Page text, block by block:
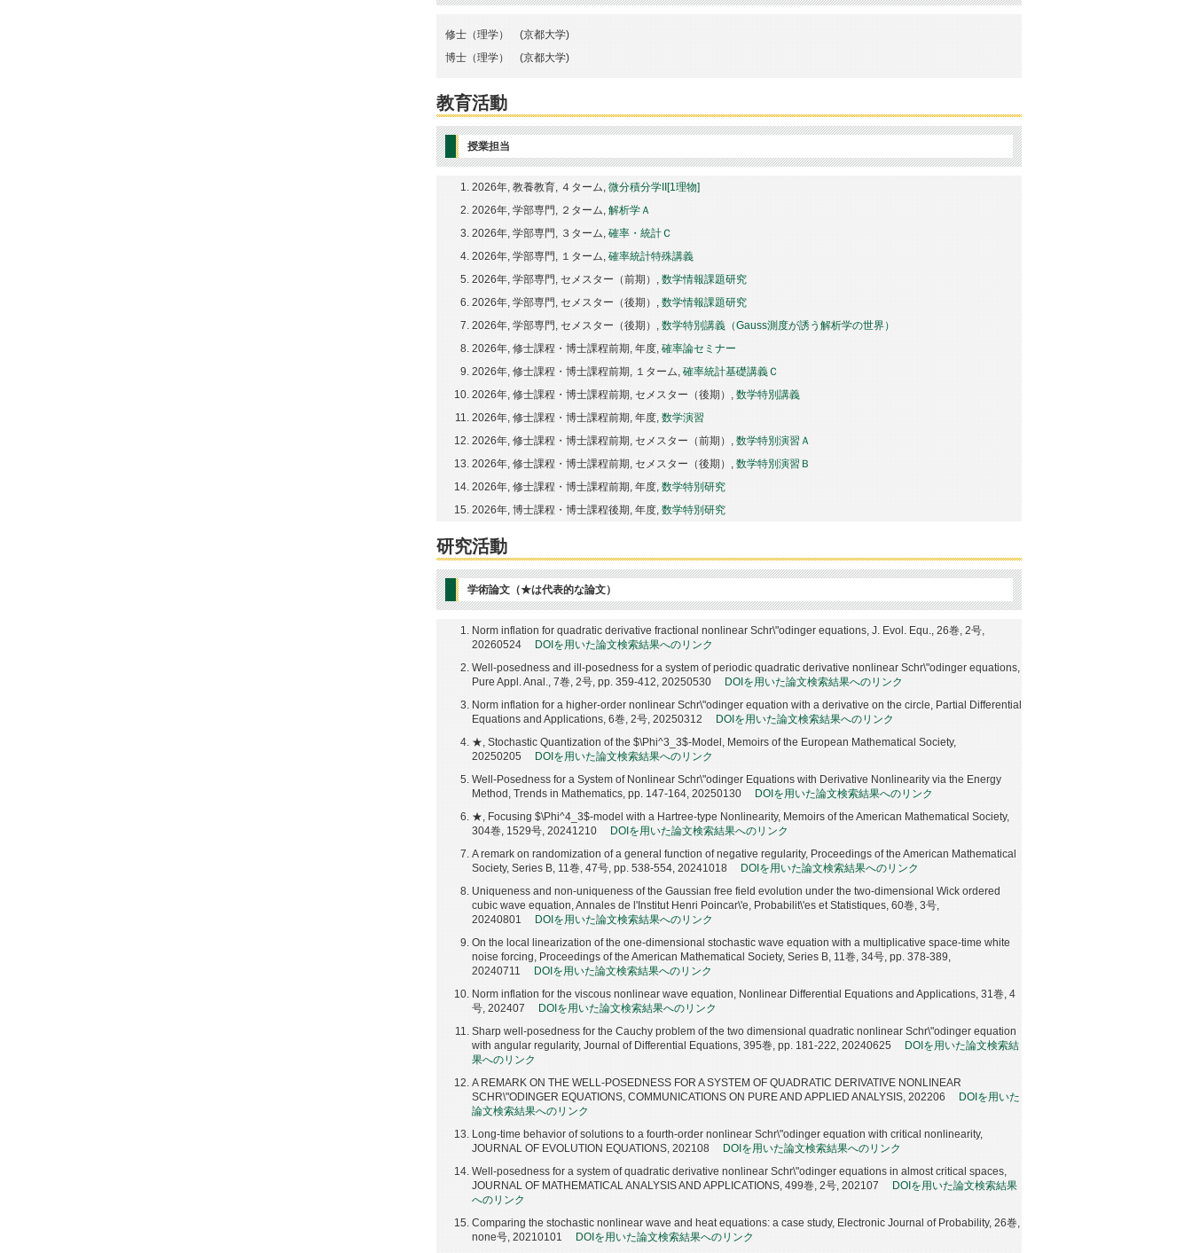
修士（理学） (京都大学)
博士（理学） (京都大学)
教育活動
授業担当
2026年, 教養教育, ４ターム, 微分積分学II[1理物]
2026年, 学部専門, ２ターム, 解析学Ａ
2026年, 学部専門, ３ターム, 確率・統計Ｃ
2026年, 学部専門, １ターム, 確率統計特殊講義
2026年, 学部専門, セメスター（前期）, 数学情報課題研究
2026年, 学部専門, セメスター（後期）, 数学情報課題研究
2026年, 学部専門, セメスター（後期）, 数学特別講義（Gauss測度が誘う解析学の世界）
2026年, 修士課程・博士課程前期, 年度, 確率論セミナー
2026年, 修士課程・博士課程前期, １ターム, 確率統計基礎講義Ｃ
2026年, 修士課程・博士課程前期, セメスター（後期）, 数学特別講義
2026年, 修士課程・博士課程前期, 年度, 数学演習
2026年, 修士課程・博士課程前期, セメスター（前期）, 数学特別演習Ａ
2026年, 修士課程・博士課程前期, セメスター（後期）, 数学特別演習Ｂ
2026年, 修士課程・博士課程前期, 年度, 数学特別研究
2026年, 博士課程・博士課程後期, 年度, 数学特別研究
研究活動
学術論文（★は代表的な論文）
Norm inflation for quadratic derivative fractional nonlinear Schr\"odinger equations, J. Evol. Equ., 26巻, 2号,
20260524
DOIを用いた論文検索結果へのリンク
Well-posedness and ill-posedness for a system of periodic quadratic derivative nonlinear Schr\"odinger equations,
Pure Appl. Anal., 7巻, 2号, pp. 359-412, 20250530
DOIを用いた論文検索結果へのリンク
Norm inflation for a higher-order nonlinear Schr\"odinger equation with a derivative on the circle, Partial Differential
Equations and Applications, 6巻, 2号, 20250312
DOIを用いた論文検索結果へのリンク
★, Stochastic Quantization of the $\Phi^3_3$-Model, Memoirs of the European Mathematical Society,
20250205
DOIを用いた論文検索結果へのリンク
Well-Posedness for a System of Nonlinear Schr\"odinger Equations with Derivative Nonlinearity via the Energy
Method, Trends in Mathematics, pp. 147-164, 20250130
DOIを用いた論文検索結果へのリンク
★, Focusing $\Phi^4_3$-model with a Hartree-type Nonlinearity, Memoirs of the American Mathematical Society,
304巻, 1529号, 20241210
DOIを用いた論文検索結果へのリンク
A remark on randomization of a general function of negative regularity, Proceedings of the American Mathematical
Society, Series B, 11巻, 47号, pp. 538-554, 20241018
DOIを用いた論文検索結果へのリンク
Uniqueness and non-uniqueness of the Gaussian free field evolution under the two-dimensional Wick ordered
cubic wave equation, Annales de l'Institut Henri Poincar\'e, Probabilit\'es et Statistiques, 60巻, 3号,
20240801
DOIを用いた論文検索結果へのリンク
On the local linearization of the one-dimensional stochastic wave equation with a multiplicative space-time white
noise forcing, Proceedings of the American Mathematical Society, Series B, 11巻, 34号, pp. 378-389,
20240711
DOIを用いた論文検索結果へのリンク
Norm inflation for the viscous nonlinear wave equation, Nonlinear Differential Equations and Applications, 31巻, 4
号, 202407
DOIを用いた論文検索結果へのリンク
Sharp well-posedness for the Cauchy problem of the two dimensional quadratic nonlinear Schr\"odinger equation
with angular regularity, Journal of Differential Equations, 395巻, pp. 181-222, 20240625
DOIを用いた論文検索結
果へのリンク
A REMARK ON THE WELL-POSEDNESS FOR A SYSTEM OF QUADRATIC DERIVATIVE NONLINEAR
SCHR\"ODINGER EQUATIONS, COMMUNICATIONS ON PURE AND APPLIED ANALYSIS, 202206
DOIを用いた
論文検索結果へのリンク
Long-time behavior of solutions to a fourth-order nonlinear Schr\"odinger equation with critical nonlinearity,
JOURNAL OF EVOLUTION EQUATIONS, 202108
DOIを用いた論文検索結果へのリンク
Well-posedness for a system of quadratic derivative nonlinear Schr\"odinger equations in almost critical spaces,
JOURNAL OF MATHEMATICAL ANALYSIS AND APPLICATIONS, 499巻, 2号, 202107
DOIを用いた論文検索結果
へのリンク
Comparing the stochastic nonlinear wave and heat equations: a case study, Electronic Journal of Probability, 26巻,
none号, 20210101
DOIを用いた論文検索結果へのリンク